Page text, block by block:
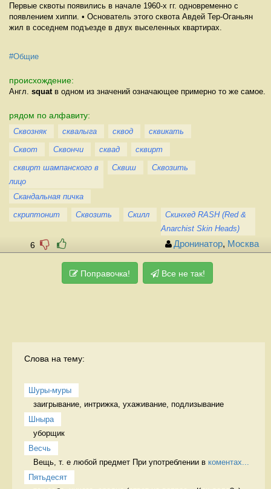
Первые сквоты появились в начале 1960-х гг. одновременно с
появлением хиппи. • Основатель этого сквота Авдей Тер-Оганьян
жил в соседнем подъезде в двух выселенных квартирах.
#Общие
происхождение:
Англ. squat в одном из значений означающее примерно то же самое.
рядом по алфавиту:
Сквозняк сквалыга сквод
сквикать
Сквот
Сквончи сквад
сквирт
сквирт шампанского в
лицо
Сквиш Сквозить
Скандальная пичка
скриптонит
Сквозить Скилл
Скинхед RASH (Red &
Anarchist Skin Heads)
6 Дронинатор, Москва
Поправочка! Все не так!
Слова на тему:
Шуры-муры
заигрывание, интрижка, ухаживание, подлизывание
Шныра
уборщик
Весчь
Вещь, т. е любой предмет При употреблении в коментах...
Пятьдесят